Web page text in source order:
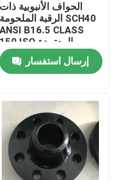
الحواف الأنبوبية ذات
الرقبة الملحومة SCH40
ANSI B16.5 CLASS
150 ISO المعتمدة
إرسال استفسار